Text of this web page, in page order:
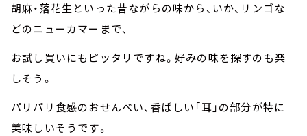
胡麻・落花生といった昔ながらの味から、いか、リンゴな
どのニューカマーまで、
お試し買いにもピッタリですね。好みの味を探すのも楽
しそう。
パリパリ食感のおせんべい、香ばしい「耳」の部分が特に
美味しいそうです。